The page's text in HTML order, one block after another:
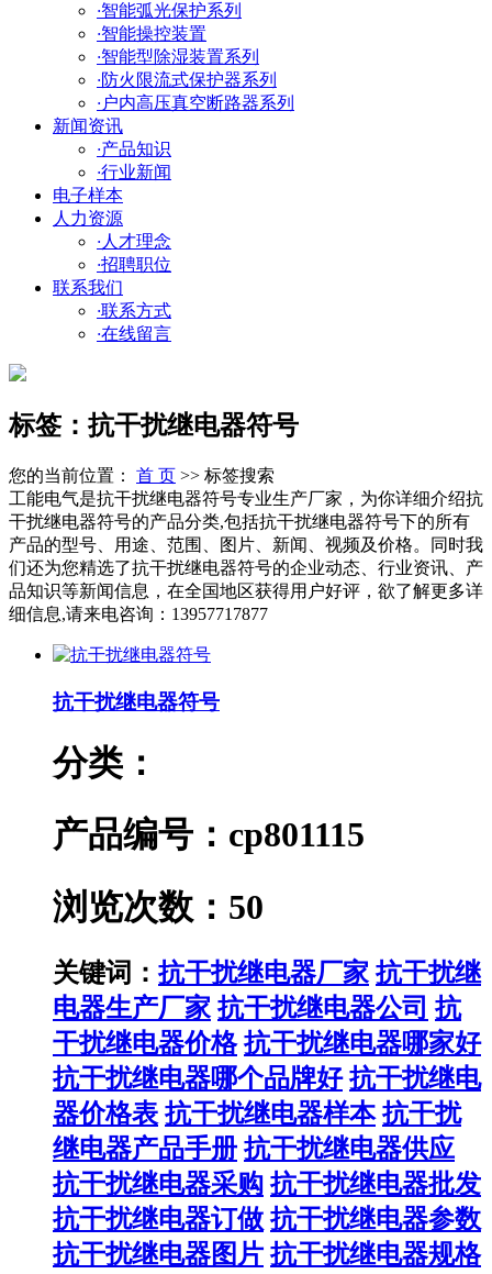
·智能弧光保护系列
·智能操控装置
·智能型除湿装置系列
·防火限流式保护器系列
· 户内高压真空断路器系列
新闻资讯
·产品知识
·行业新闻
电子样本
人力资源
· 人才理念
·招聘职位
联系我们
·联系方式
·在线留言
标签：抗干扰继电器符号
您的当前位置： 首 页 >> 标签搜索
工能电气是抗干扰继电器符号专业生产厂家，为你详细介绍抗
干扰继电器符号的产品分类,包括抗干扰继电器符号下的所有
产品的型号、用途、范围、图片、新闻、视频及价格。同时我
们还为您精选了抗干扰继电器符号的企业动态、行业资讯、产
品知识等新闻信息，在全国地区获得用户好评，欲了解更多详
细信息,请来电咨询：13957717877
抗干扰继电器符号
分类：
产品编号：cp801115
浏览次数：50
关键词：抗干扰继电器厂家 抗干扰继
电器生产厂家 抗干扰继电器公司 抗
干扰继电器价格 抗干扰继电器哪家好
抗干扰继电器哪个品牌好 抗干扰继电
器价格表 抗干扰继电器样本 抗干扰
继电器产品手册 抗干扰继电器供应
抗干扰继电器采购 抗干扰继电器批发
抗干扰继电器订做 抗干扰继电器参数
抗干扰继电器图片 抗干扰继电器规格